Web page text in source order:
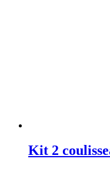
Kit 2